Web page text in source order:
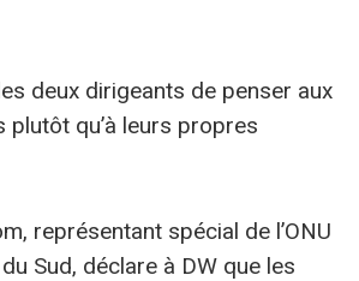
deux dirigeants de penser aux
plutôt qu’à leurs propres
représentant spécial de l’ONU
Sud, déclare à DW que les